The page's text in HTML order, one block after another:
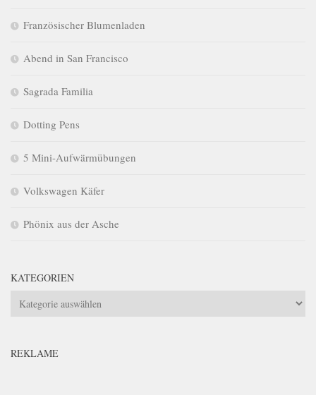
Französischer Blumenladen
Abend in San Francisco
Sagrada Familia
Dotting Pens
5 Mini-Aufwärmübungen
Volkswagen Käfer
Phönix aus der Asche
KATEGORIEN
Kategorien
REKLAME